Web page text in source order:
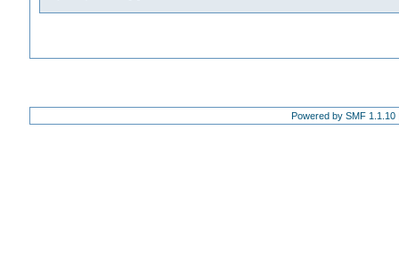
Powered by SMF 1.1.10